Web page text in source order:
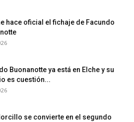
hace oficial el fichaje de Facundo
Buonanotte ya está en Elche y su
es cuestión...
se convierte en el segundo